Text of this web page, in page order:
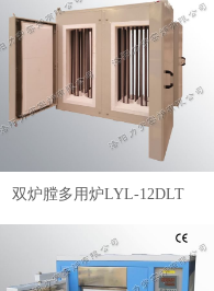
双炉膛多用炉LYL-12DLT